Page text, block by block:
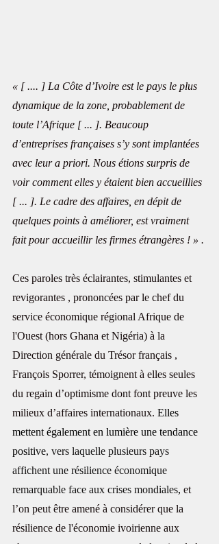
« [ .... ] La Côte d’Ivoire est le pays le plus
dynamique de la zone, probablement de
toute l’Afrique [ ... ]. Beaucoup
d’entreprises françaises s’y sont implantées
avec leur a priori. Nous étions surpris de
voir comment elles y étaient bien accueillies
[ ... ]. Le cadre des affaires, en dépit de
quelques points à améliorer, est vraiment
fait pour accueillir les firmes étrangères ! » .
Ces paroles très éclairantes, stimulantes et
revigorantes , prononcées par le chef du
service économique régional Afrique de
l'Ouest (hors Ghana et Nigéria) à la
Direction générale du Trésor français ,
François Sporrer, témoignent à elles seules
du regain d’optimisme dont font preuve les
milieux d’affaires internationaux. Elles
mettent également en lumière une tendance
positive, vers laquelle plusieurs pays
affichent une résilience économique
remarquable face aux crises mondiales, et
l’on peut être amené à considérer que la
résilience de l'économie ivoirienne aux